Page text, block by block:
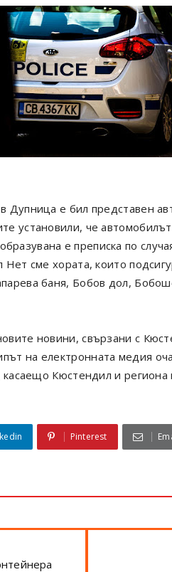
е бил представен
установили, че
е преписка по
сме хората, които
баня, Бобов дол,
новини, свързани с
на електронната медия
касаещо Кюстендил и
Pinterest